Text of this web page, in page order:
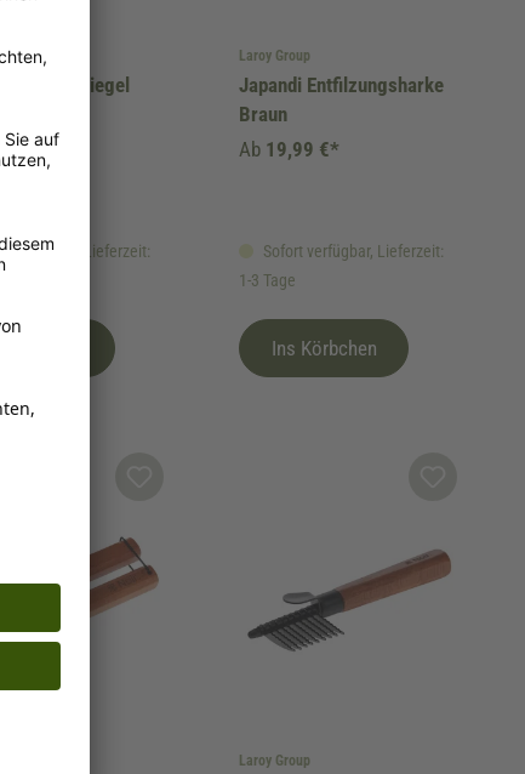
Trimmstriegel
verfügbar, Lieferzeit:
€*
Laroy Group
Japandi Entfilzungsharke
Braun
Sofort verfügbar, Lieferzeit:
1-3 Tage
Ab 19,99 €*
Ins Körbchen
Laroy Group